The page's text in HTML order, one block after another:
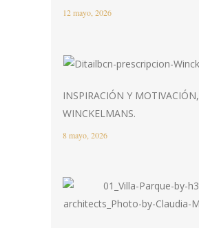
12 mayo, 2026
INSPIRACIÓN Y MOTIVACIÓN,
WINCKELMANS.
8 mayo, 2026